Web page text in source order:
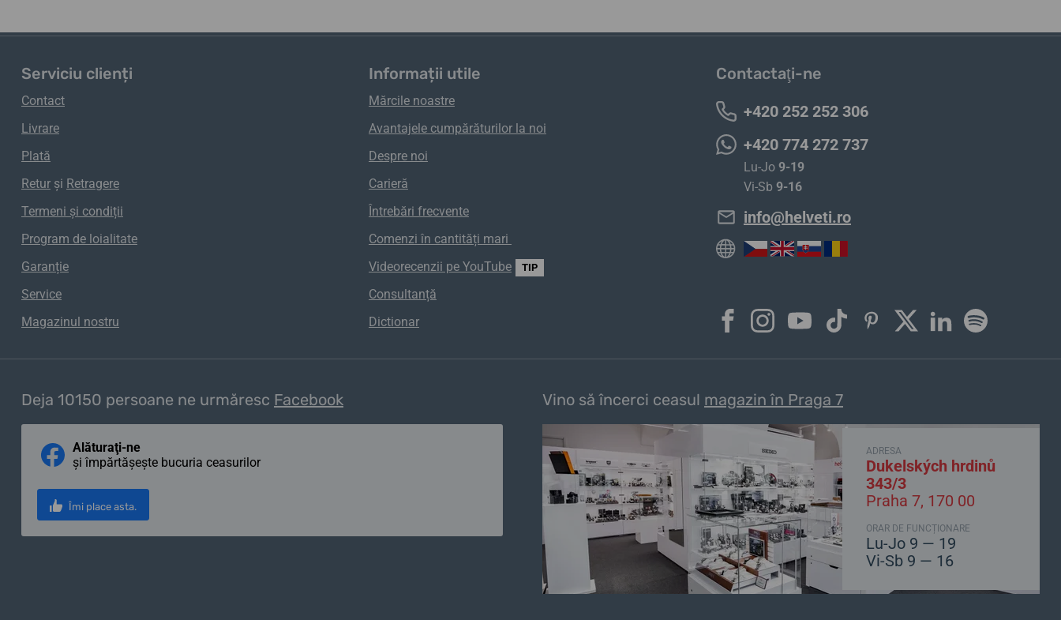
Serviciu clienți
Contact
Livrare
Plată
Retur și Retragere
Termeni și condiții
Program de loialitate
Garanție
Service
Magazinul nostru
Informații utile
Mărcile noastre
Avantajele cumpărăturilor la noi
Despre noi
Carieră
Întrebări frecvente
Comenzi în cantități mari
Videorecenzii pe YouTube
TIP
Consultanță
Dictionar
Contactaţi-ne
+420 252 252 306
+420 774 272 737
Lu-Jo 9-19
Vi-Sb 9-16
info@helveti.ro
Deja 10150 persoane ne urmăresc Facebook
Alăturaţi-ne
și împărtășește bucuria ceasurilor
Îmi place asta.
Vino să încerci ceasul magazin în Praga 7
ADRESA
Dukelských hrdinů
343/3
Praha 7, 170 00
ORAR DE FUNCȚIONARE
Lu-Jo 9 — 19
Vi-Sb 9 — 16